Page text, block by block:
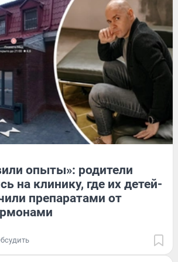
опыты»: родители
на клинику, где их детей-
препаратами от